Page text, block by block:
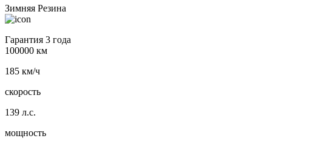
Зимняя Резина
Гарантия 3 года
100000 км
185 км/ч
скорость
139 л.с.
мощность